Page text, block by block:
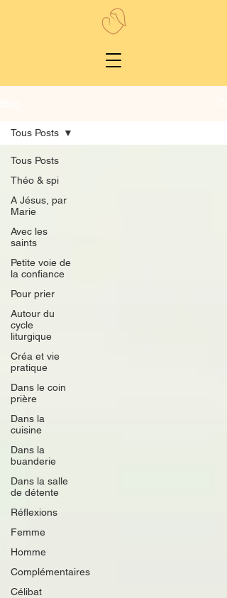
Tous Posts
Théo & spi
A Jésus, par
Marie
Avec les
saints
Petite voie de
la confiance
Pour prier
Autour du
cycle
liturgique
Créa et vie
pratique
Dans le coin
prière
Dans la
cuisine
Dans la
buanderie
Dans la salle
de détente
Réflexions
Femme
Homme
Complémentaires
Célibat
Tous Posts